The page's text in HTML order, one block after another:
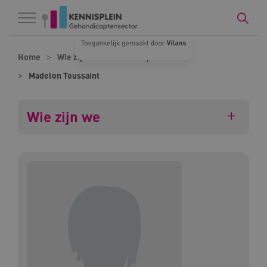
Naar hoofdinhoud
Naar footer
Home Wie zijn we
Madelon Toussaint
Wie zijn we